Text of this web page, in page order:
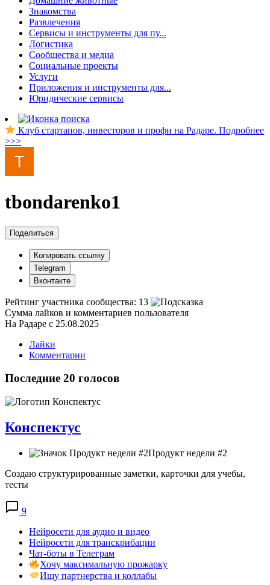
Знакомства
Развлечения
Сервисы и инструменты для пу...
Логистика
Сообщества и медиа
Социальные проекты
Услуги
Приложения и инструменты для...
Юридические сервисы
Клуб стартапов, инвесторов и профи на Радаре. Подробнее
>>>
tbondarenko1
Поделиться
Копировать ссылку
Telegram
Вконтакте
Рейтинг участника сообщества: 13
Сумма лайков и комментариев пользователя
На Радаре с 25.08.2025
Лайки
Комментарии
Последние 20 голосов
Конспектус
Продукт недели #2
Создаю структурированные заметки, карточки для учебы,
тесты
9
Нейросети для аудио и видео
Нейросети для транскрибации
Чат-боты в Телеграм
Хочу максимальную прожарку
Ищу партнерства и коллабы